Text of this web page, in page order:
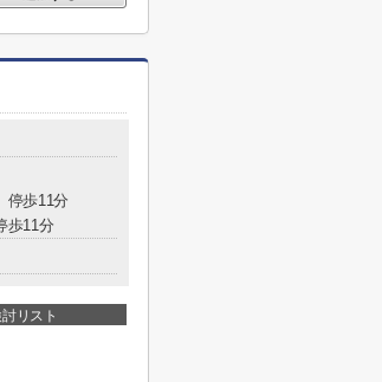
停歩11分
歩11分
リスト